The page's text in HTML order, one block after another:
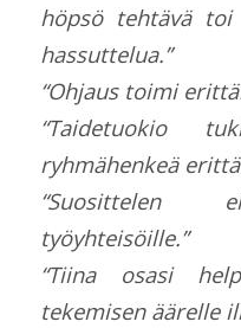
höpsö tehtävä
hassuttelua.”
“Ohjaus toimi
“Taidetuokio
ryhmähenkeä
“Suosittelen
työyhteisöille.”
“Tiina osasi
tekemisen äärelle